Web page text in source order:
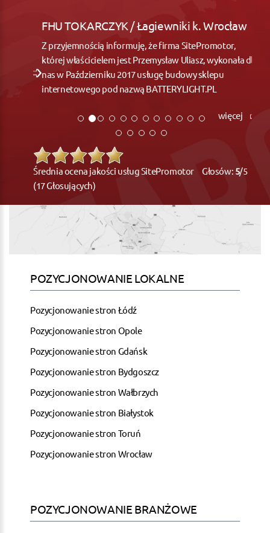
FHU TOKARCZYK / Łagiewniki k. Wrocław
Z przyjemnością informuję, że firma SitePromotor,
której właścicielem jest Przemysław Uliasz, wykonała dla
nas w Październiku 2017 usługę budowy sklepu
internetowego pod nazwą BATTERYLIGHT.PL
więcej
Średnia ocena jakości usług SitePromotor Głosów: 5/5
(17 Głosujących)
POZYCJONOWANIE LOKALNE
Pozycjonowanie stron Łódź
Pozycjonowanie stron Opole
Pozycjonowanie stron Gdańsk
Pozycjonowanie stron Bydgoszcz
Pozycjonowanie stron Wałbrzych
Pozycjonowanie stron Białystok
Pozycjonowanie stron Toruń
Pozycjonowanie stron Wrocław
POZYCJONOWANIE BRANŻOWE